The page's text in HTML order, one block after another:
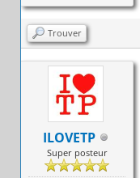
Trouver
ILOVETP
Super posteur